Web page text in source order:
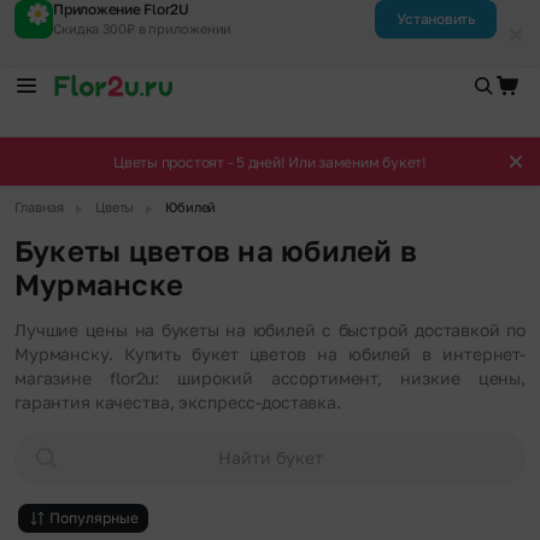
Приложение Flor2U
Скидка 300₽ в приложении
Установить
Цветы простоят - 5 дней! Или заменим букет!
Главная Цветы Юбилей
Букеты цветов на юбилей в
Мурманске
Лучшие цены на букеты на юбилей с быстрой доставкой по
Мурманску. Купить букет цветов на юбилей в интернет-
магазине flor2u: широкий ассортимент, низкие цены,
гарантия качества, экспресс-доставка.
Найти букет
Популярные